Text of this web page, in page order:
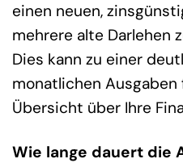
einen neuen,
mehrere alte Darlehen
Dies kann zu einer
monatlichen
Übersicht über Ihre
Wie lange dauert die